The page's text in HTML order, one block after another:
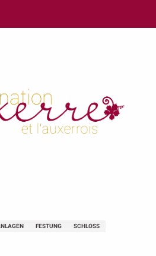
FESTUNG
SCHLOSS